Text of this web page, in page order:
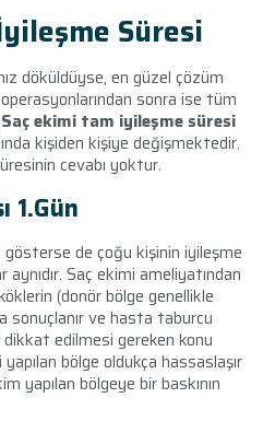
Süresi
döküldüyse, en güzel çözüm
sonra ise tüm
Saç ekimi tam iyileşme süresi
kişiden kişiye değişmektedir.
cevabı yoktur.
1.Gün
gösterse de çoğu kişinin iyileşme
Saç ekimi ameliyatından
(donör bölge genellikle
sonuçlanır ve hasta taburcu
edilmesi gereken konu
bölge oldukça hassaslaşır
yapılan bölgeye bir baskının